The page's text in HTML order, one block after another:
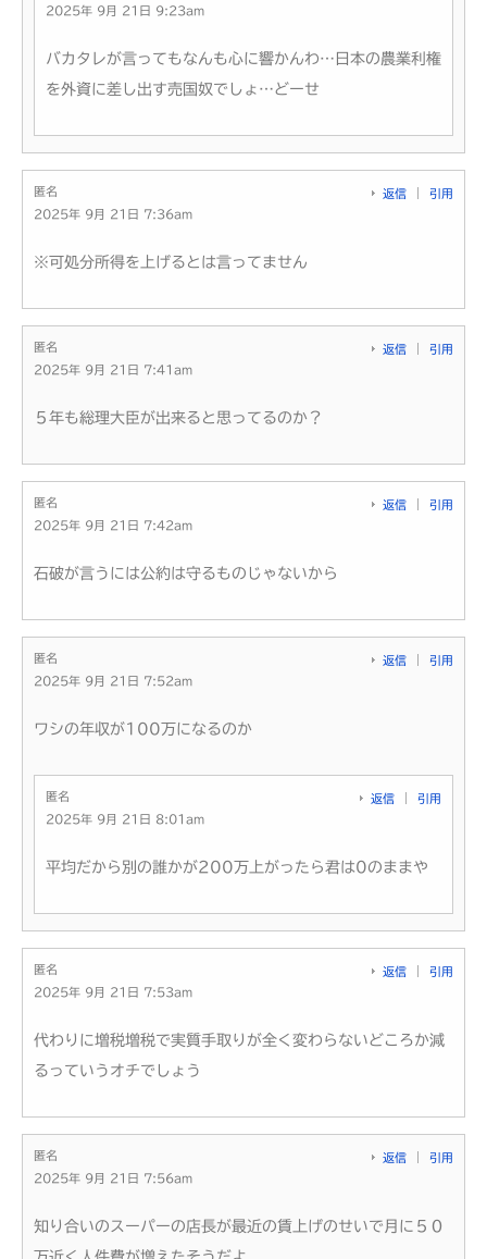
2025年 9月 21日 9:23am
バカタレが言ってもなんも心に響かんわ…日本の農業利権
を外資に差し出す売国奴でしょ…どーせ
匿名
2025年 9月 21日 7:36am
返信 引用
※可処分所得を上げるとは言ってません
匿名
2025年 9月 21日 7:41am
返信 引用
５年も総理大臣が出来ると思ってるのか？
匿名
2025年 9月 21日 7:42am
返信 引用
石破が言うには公約は守るものじゃないから
匿名
2025年 9月 21日 7:52am
返信 引用
ワシの年収が100万になるのか
匿名
2025年 9月 21日 8:01am
返信 引用
平均だから別の誰かが200万上がったら君は0のままや
匿名
2025年 9月 21日 7:53am
返信 引用
代わりに増税増税で実質手取りが全く変わらないどころか減
るっていうオチでしょう
匿名
2025年 9月 21日 7:56am
返信 引用
知り合いのスーパーの店長が最近の賃上げのせいで月に５０